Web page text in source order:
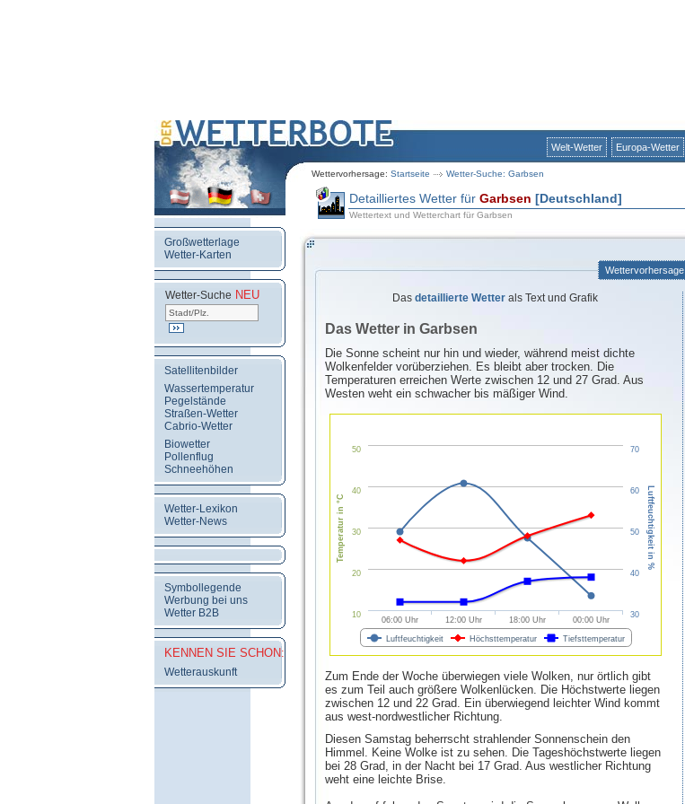
Welt-Wetter Europa-Wetter
Wettervorhersage: Startseite Wetter-Suche: Garbsen
Großwetterlage
Wetter-Karten
Wetter-Suche NEU
Satellitenbilder
Wassertemperatur
Pegelstände
Straßen-Wetter
Cabrio-Wetter
Biowetter
Pollenflug
Schneehöhen
Wetter-Lexikon
Wetter-News
Symbollegende
Werbung bei uns
Wetter B2B
KENNEN SIE SCHON:
Wetterauskunft
Detailliertes Wetter für Garbsen [Deutschland]
Wettertext und Wetterchart für Garbsen
Wettervorhersage
Das detaillierte Wetter als Text und Grafik
Das Wetter in Garbsen
Die Sonne scheint nur hin und wieder, während meist dichte
Wolkenfelder vorüberziehen. Es bleibt aber trocken. Die
Temperaturen erreichen Werte zwischen 12 und 27 Grad. Aus
Westen weht ein schwacher bis mäßiger Wind.
Temperatur in °C Luftfeuchtigkeit in %
Luftfeuchtigkeit Höchsttemperatur Tiefsttemperatur
06:00 Uhr 12:00 Uhr 18:00 Uhr 00:00 Uhr
10
20
30
40
50
30
40
50
60
70
Zum Ende der Woche überwiegen viele Wolken, nur örtlich gibt
es zum Teil auch größere Wolkenlücken. Die Höchstwerte liegen
zwischen 12 und 22 Grad. Ein überwiegend leichter Wind kommt
aus west-nordwestlicher Richtung.
Diesen Samstag beherrscht strahlender Sonnenschein den
Himmel. Keine Wolke ist zu sehen. Die Tageshöchstwerte liegen
bei 28 Grad, in der Nacht bei 17 Grad. Aus westlicher Richtung
weht eine leichte Brise.